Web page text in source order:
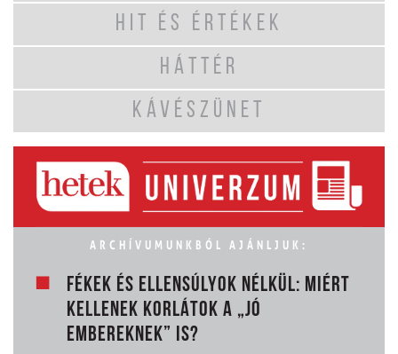
HIT ÉS ÉRTÉKEK
HÁTTÉR
KÁVÉSZÜNET
ARCHÍVUMUNKBÓL AJÁNLJUK:
FÉKEK ÉS ELLENSÚLYOK NÉLKÜL: MIÉRT
KELLENEK KORLÁTOK A „JÓ
EMBEREKNEK” IS?